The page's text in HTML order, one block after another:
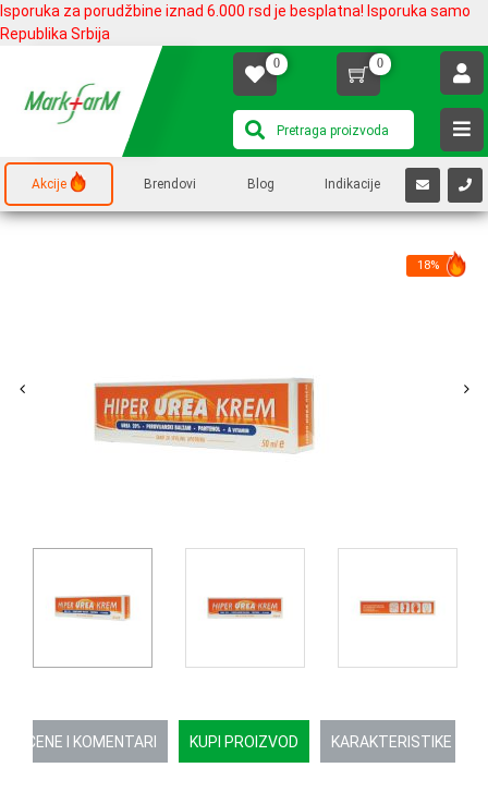
Isporuka za porudžbine iznad 6.000 rsd je besplatna! Isporuka samo
Republika Srbija
0 0
Akcije Brendovi Blog Indikacije
OCENE I KOMENTARI KUPI PROIZVOD KARAKTERISTIKE
18%